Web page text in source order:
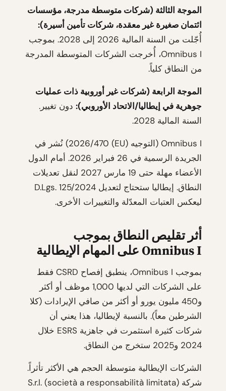
الموجة الثالثة (شركات متوسطة مدرجة، مؤسسات
ائتمان صغيرة غير معقدة، شركات تأمين أسيرة):
أُجّلت من السنة المالية 2026 إلى 2028. بموجب
Omnibus I، أُخرجت الشركات المتوسطة المدرجة
من النطاق كلياً.
الموجة الرابعة (شركات غير أوروبية ذات عمليات
جوهرية في إيطاليا/الاتحاد الأوروبي): دون تغيير.
السنة المالية 2028.
Omnibus I (التوجيه (EU) 2026/470) نُشر في
الجريدة الرسمية في 26 فبراير 2026. أمام الدول
الأعضاء مهلة حتى 19 مارس 2027 لنقل تعديلات
النطاق. إيطاليا ستحتاج لتعديل D.Lgs. 125/2024
ليعكس العتبات المعدّلة والتغييرات الأخرى.
أثر تقليص النطاق بموجب
Omnibus I على المهام الإيطالية
بموجب Omnibus I، ينطبق إفصاح CSRD فقط
على الشركات التي لديها 1,000 موظف أو أكثر
و450 مليون يورو أو أكثر من صافي الإيرادات (كلا
الشرطين معاً). بالنسبة لإيطاليا، هذا يعني أن
شركات كثيرة استثمرت في جاهزية ESRS خلال
2024 و2025 ستخرج من النطاق.
الشركات الإيطالية متوسطة الحجم هي الأكثر تأثراً.
شركة S.r.l. (società a responsabilità limitata)